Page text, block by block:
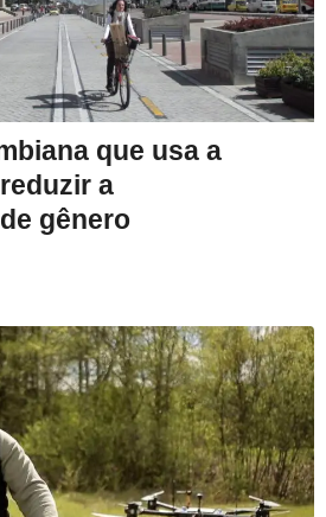
que usa a
a
gênero